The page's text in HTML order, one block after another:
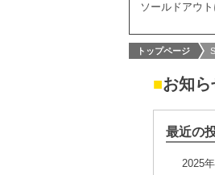
ソールドアウ
トップページ
■お知
最近の
2025